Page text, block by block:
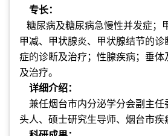
专长：
糖尿病及糖尿病急慢性并发症；
甲减、甲状腺炎、甲状腺结节的
症的诊断及治疗；性腺疾病；垂体
及治疗。
详细介绍：
兼任烟台市内分泌学分会副主任
头人、硕士研究生导师、烟台市疾